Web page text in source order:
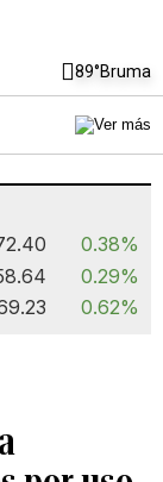
89°Bruma
0.38%
0.29%
0.62%